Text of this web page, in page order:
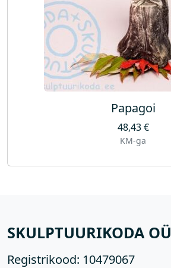
Papagoi
48,43€
KM-ga
SKULPTUURIKODA OÜ
Registrikood: 10479067